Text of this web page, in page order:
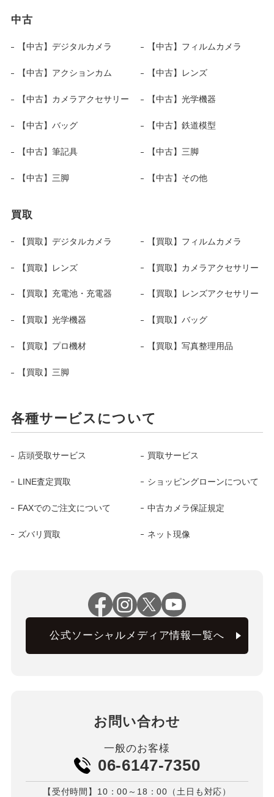
中古
【中古】デジタルカメラ 【中古】フィルムカメラ
【中古】アクションカム 【中古】レンズ
【中古】カメラアクセサリー 【中古】光学機器
【中古】バッグ 【中古】鉄道模型
【中古】筆記具 【中古】三脚
【中古】三脚 【中古】その他
買取
【買取】デジタルカメラ 【買取】フィルムカメラ
【買取】レンズ 【買取】カメラアクセサリー
【買取】充電池・充電器 【買取】レンズアクセサリー
【買取】光学機器 【買取】バッグ
【買取】プロ機材 【買取】写真整理用品
【買取】三脚
各種サービスについて
店頭受取サービス 買取サービス
LINE査定買取 ショッピングローンについて
FAXでのご注文について 中古カメラ保証規定
ズバリ買取 ネット現像
公式ソーシャルメディア情報一覧へ
お問い合わせ
一般のお客様
06-6147-7350
【受付時間】10：00～18：00（土日も対応）